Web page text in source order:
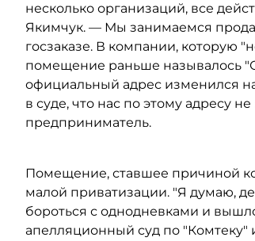
несколько организаций, все
Якимчук. — Мы занимаемся
госзаказе. В компании, которую
помещение раньше называлось
официальный адрес изменился
в суде, что нас по этому адресу
предприниматель.
Помещение, ставшее причиной
малой приватизации. "Я думаю,
бороться с однодневками и
апелляционный суд по